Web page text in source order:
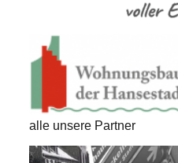
alle unsere Partner